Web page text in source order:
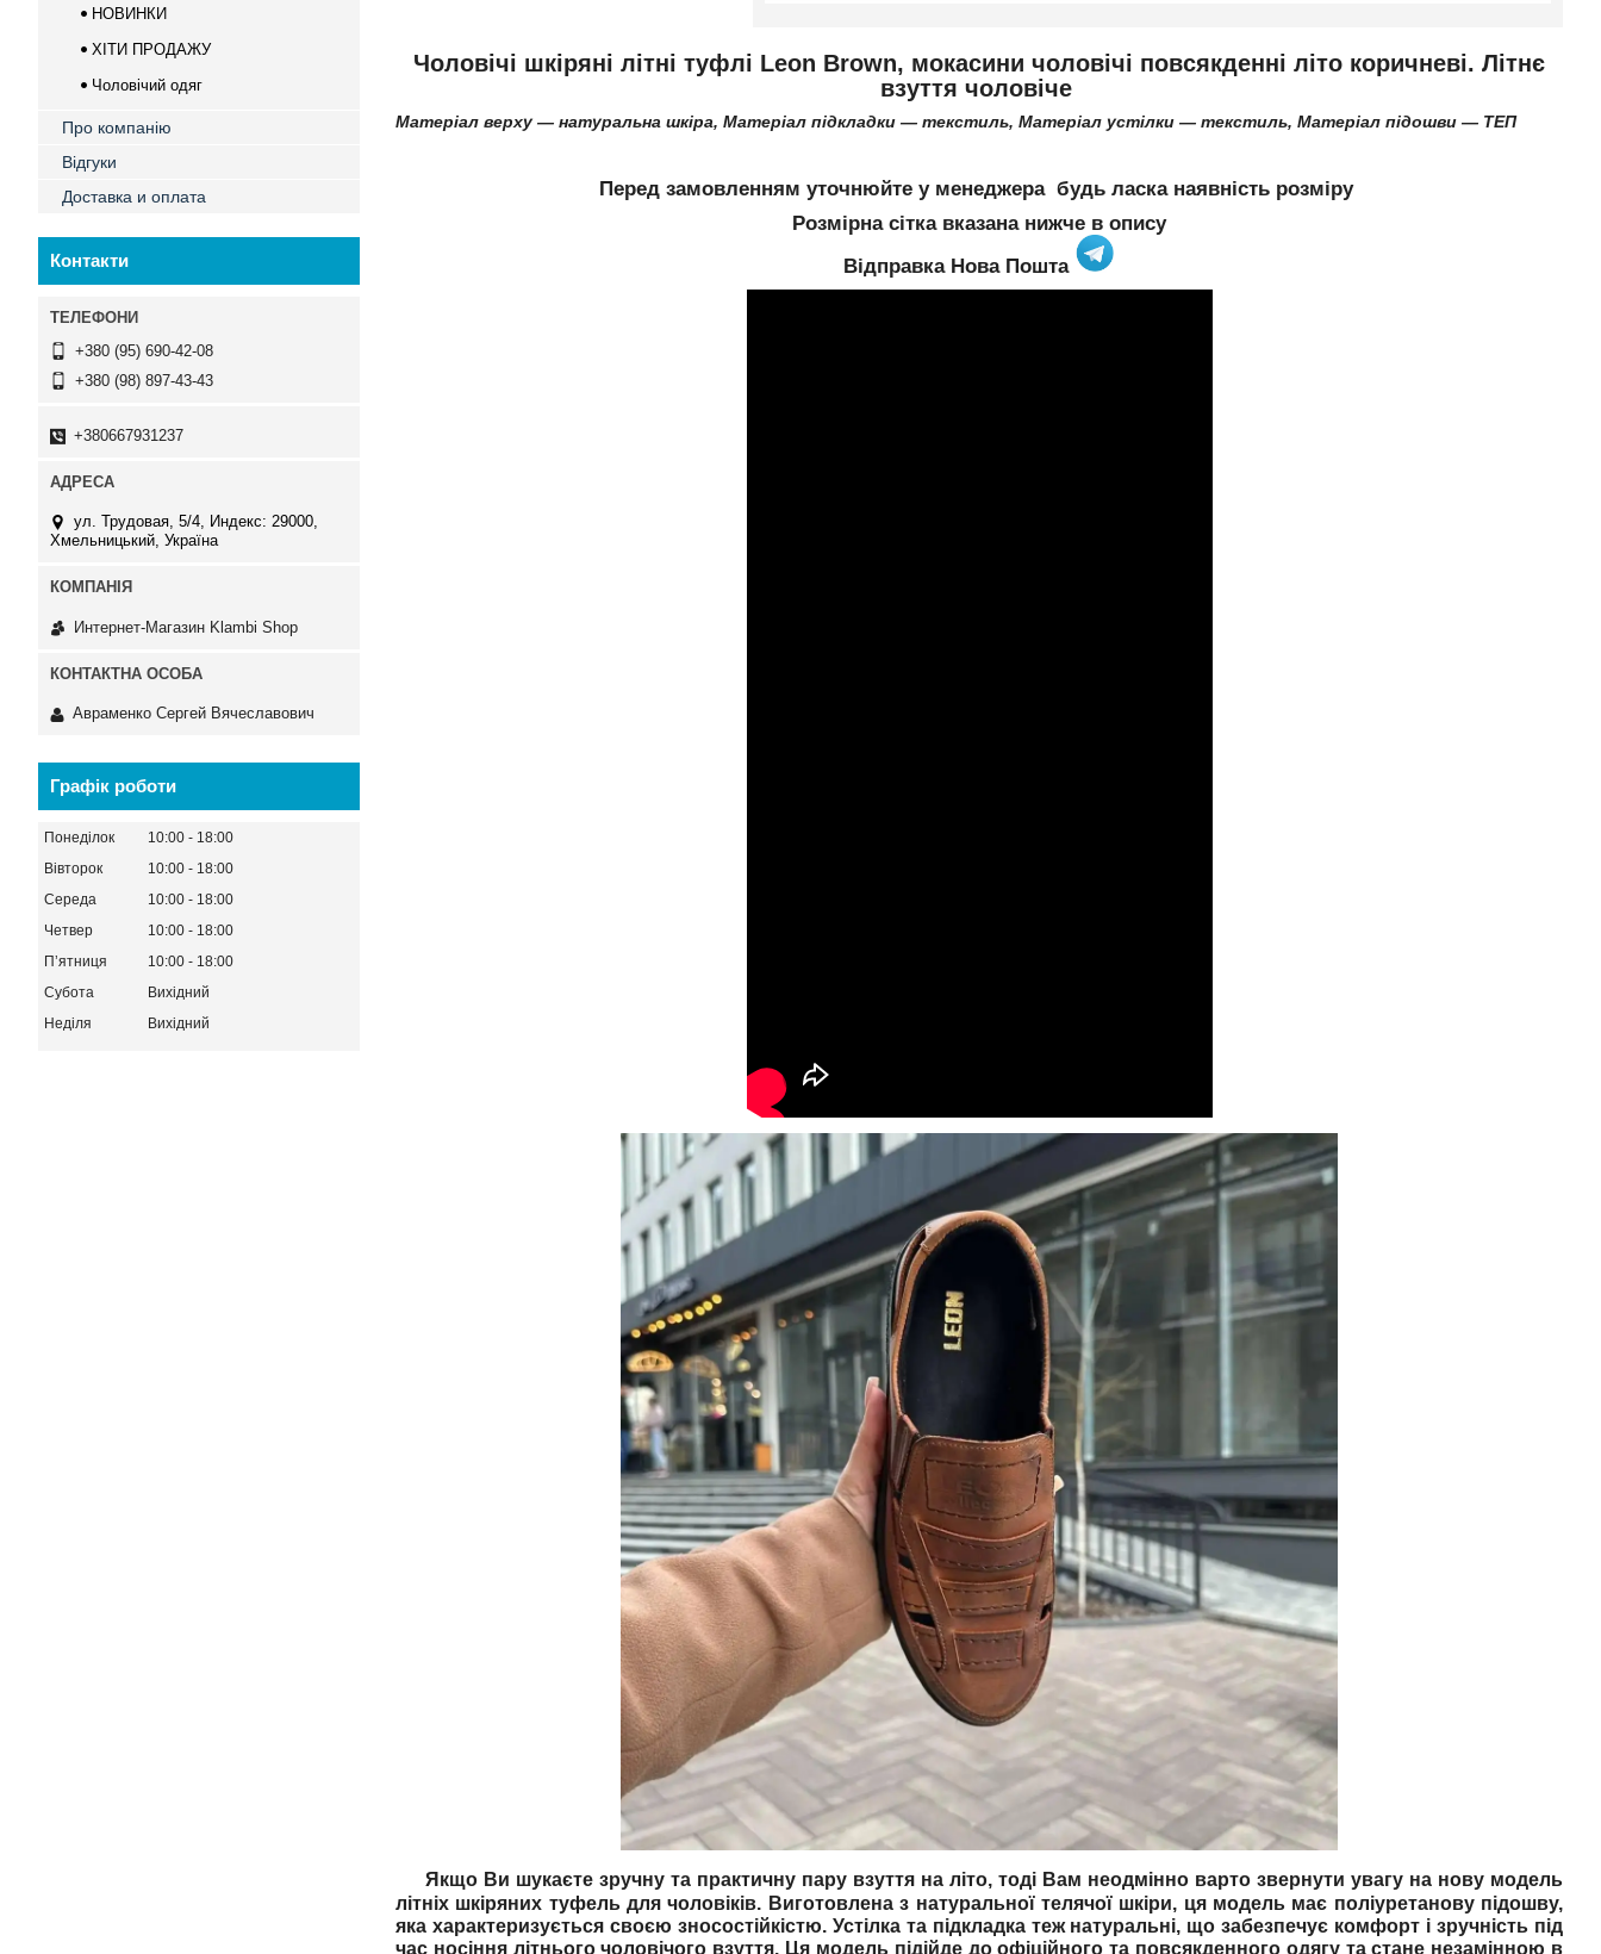
Чоловічі шкіряні літні туфлі Leon Brown, мокасини чоловічі повсякденні літо коричневі. Літнє
взуття чоловіче
Матеріал верху — натуральна шкіра, Матеріал підкладки ― текстиль, Матеріал устілки — текстиль, Матеріал підошви ― ТЕП
Перед замовленням уточнюйте у менеджера будь ласка наявність розміру
Розмірна сітка вказана нижче в опису
Відправка Нова Пошта
Якщо Ви шукаєте зручну та практичну пару взуття на літо, тоді Вам неодмінно варто звернути увагу на нову модель
літніх шкіряних туфель для чоловіків. Виготовлена з натуральної телячої шкіри, ця модель має поліуретанову підошву,
яка характеризується своєю зносостійкістю. Устілка та підкладка теж натуральні, що забезпечує комфорт і зручність під
час носіння літнього чоловічого взуття. Ця модель підійде до офіційного та повсякденного одягу та стане незамінною в
НОВИНКИ
ХІТИ ПРОДАЖУ
Чоловічий одяг
Про компанію
Відгуки
Доставка и оплата
Контакти
+380 (95) 690-42-08
+380 (98) 897-43-43
+380667931237
ул. Трудовая, 5/4, Индекс: 29000,
Хмельницький, Україна
Интернет-Магазин Klambi Shop
Авраменко Сергей Вячеславович
Графік роботи
Понеділок 10:00
18:00
Вівторок
10:00
18:00
Середа
10:00
18:00
Четвер
10:00
18:00
Пʼятниця
10:00
18:00
Субота
Вихідний
Неділя
Вихідний